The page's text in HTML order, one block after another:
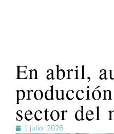
En abril,
sector del
1 julio, 2026